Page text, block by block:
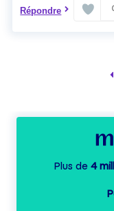
Répondre
Plus de 4